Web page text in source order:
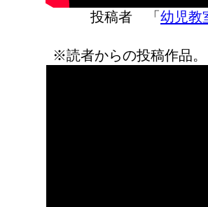
投稿者 「 幼児教
※読者からの投稿作品